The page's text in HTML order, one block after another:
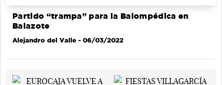
Partido “trampa” para la Balompédica en
Balazote
Alejandro del Valle - 06/03/2022